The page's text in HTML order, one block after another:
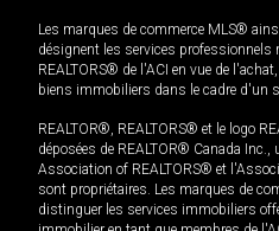
Les marques de commerce MLS®
désignent les services professionnels
REALTORS® de l'ACI en vue de
biens immobiliers dans le cadre d'un
REALTOR®, REALTORS® et le logo
déposées de REALTOR® Canada
Association of REALTORS® et
sont propriétaires. Les marques de
distinguer les services immobiliers